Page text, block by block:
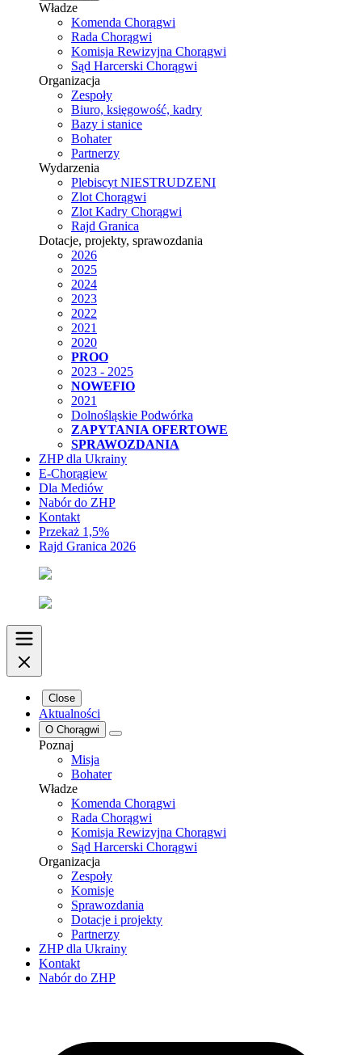
Władze
Komenda Chorągwi
Rada Chorągwi
Komisja Rewizyjna Chorągwi
Sąd Harcerski Chorągwi
Organizacja
Zespoły
Biuro, księgowość, kadry
Bazy i stanice
Bohater
Partnerzy
Wydarzenia
Plebiscyt NIESTRUDZENI
Zlot Chorągwi
Zlot Kadry Chorągwi
Rajd Granica
Dotacje, projekty, sprawozdania
2026
2025
2024
2023
2022
2021
2020
PROO
2023 - 2025
NOWEFIO
2021
Dolnośląskie Podwórka
ZAPYTANIA OFERTOWE
SPRAWOZDANIA
ZHP dla Ukrainy
E-Chorągiew
Dla Mediów
Nabór do ZHP
Kontakt
Przekaż 1,5%
Rajd Granica 2026
Close
Aktualności
O Chorągwi
Poznaj
Misja
Bohater
Władze
Komenda Chorągwi
Rada Chorągwi
Komisja Rewizyjna Chorągwi
Sąd Harcerski Chorągwi
Organizacja
Zespoły
Komisje
Sprawozdania
Dotacje i projekty
Partnerzy
ZHP dla Ukrainy
Kontakt
Nabór do ZHP